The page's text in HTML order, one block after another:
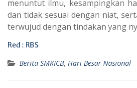
menuntut ilmu, kesampingkan
dan tidak sesuai dengan niat,
terwujud dengan tindakan yang
Red : RBS
Berita SMKICB, Hari Besar Nasional